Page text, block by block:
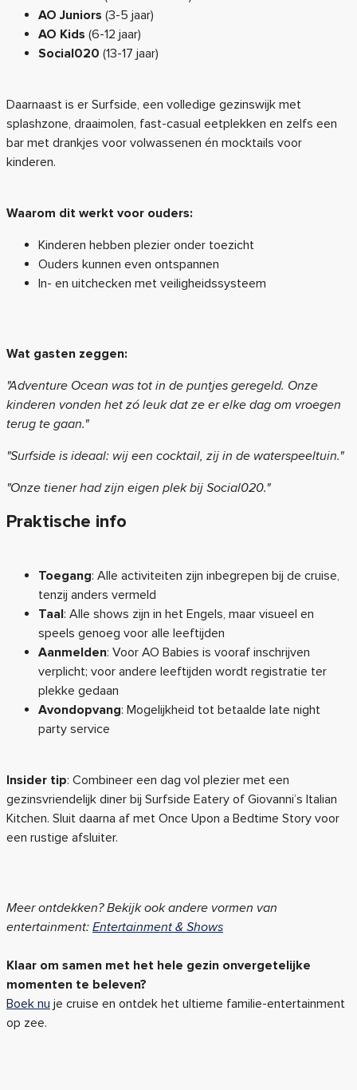
AO Juniors (3-5 jaar)
AO Kids (6-12 jaar)
Social020 (13-17 jaar)
Daarnaast is er Surfside, een volledige gezinswijk met
splashzone, draaimolen, fast-casual eetplekken en zelfs een
bar met drankjes voor volwassenen én mocktails voor
kinderen.
Waarom dit werkt voor ouders:
Kinderen hebben plezier onder toezicht
Ouders kunnen even ontspannen
In- en uitchecken met veiligheidssysteem
Wat gasten zeggen:
"Adventure Ocean was tot in de puntjes geregeld. Onze
kinderen vonden het zó leuk dat ze er elke dag om vroegen
terug te gaan."
"Surfside is ideaal: wij een cocktail, zij in de waterspeeltuin."
"Onze tiener had zijn eigen plek bij Social020."
Praktische info
Toegang: Alle activiteiten zijn inbegrepen bij de cruise,
tenzij anders vermeld
Taal: Alle shows zijn in het Engels, maar visueel en
speels genoeg voor alle leeftijden
Aanmelden: Voor AO Babies is vooraf inschrijven
verplicht; voor andere leeftijden wordt registratie ter
plekke gedaan
Avondopvang: Mogelijkheid tot betaalde late night
party service
Insider tip: Combineer een dag vol plezier met een
gezinsvriendelijk diner bij Surfside Eatery of Giovanni’s Italian
Kitchen. Sluit daarna af met Once Upon a Bedtime Story voor
een rustige afsluiter.
Meer ontdekken? Bekijk ook andere vormen van
entertainment: Entertainment & Shows
Klaar om samen met het hele gezin onvergetelijke
momenten te beleven?
Boek nu je cruise en ontdek het ultieme familie-entertainment
op zee.